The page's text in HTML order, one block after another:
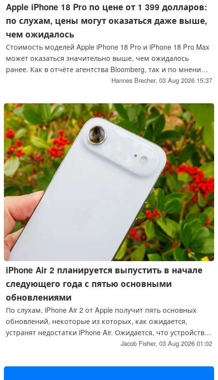
Apple iPhone 18 Pro по цене от 1 399 долларов:
по слухам, цены могут оказаться даже выше,
чем ожидалось
Стоимость моделей Apple iPhone 18 Pro и iPhone 18 Pro Max
может оказаться значительно выше, чем ожидалось
ранее. Как в отчёте агентства Bloomberg, так и по мнению
одного из авторитетных аналитиков, прогнозируется
Hannes Brecher, 03 Aug 2026 15:37
iPhone Air 2 планируется выпустить в начале
следующего года с пятью основными
обновлениями
По слухам, iPhone Air 2 от Apple получит пять основных
обновлений, некоторые из которых, как ожидается,
устранят недостатки iPhone Air. Ожидается, что устройство
выйдет на рынок в марте 2027 года одновременно с iPhone
Jacob Fisher, 03 Aug 2026 01:02